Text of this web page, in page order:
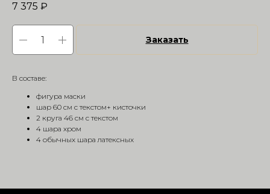
7 375 ₽
Заказать
В составе:
фигура маски
шар 60 см с текстом+ кисточки
2 круга 46 см с текстом
4 шара хром
4 обычных шара латексных